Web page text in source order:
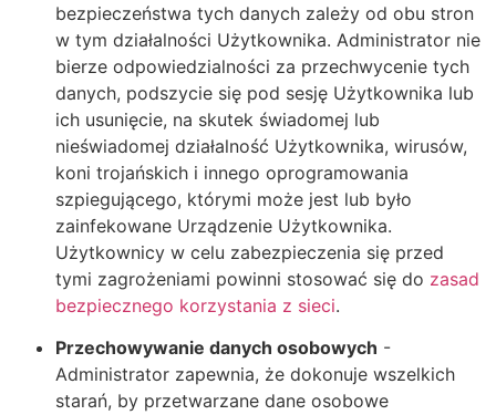
bezpieczeństwa tych danych zależy od obu stron
w tym działalności Użytkownika. Administrator nie
bierze odpowiedzialności za przechwycenie tych
danych, podszycie się pod sesję Użytkownika lub
ich usunięcie, na skutek świadomej lub
nieświadomej działalność Użytkownika, wirusów,
koni trojańskich i innego oprogramowania
szpiegującego, którymi może jest lub było
zainfekowane Urządzenie Użytkownika.
Użytkownicy w celu zabezpieczenia się przed
tymi zagrożeniami powinni stosować się do zasad
bezpiecznego korzystania z sieci.
Przechowywanie danych osobowych -
Administrator zapewnia, że dokonuje wszelkich
starań, by przetwarzane dane osobowe